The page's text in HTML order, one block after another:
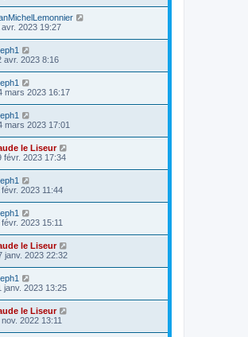
2023 19:27
avr. 2023 8:16
mars 2023 16:17
mars 2023 17:01
le Liseur
févr. 2023 17:34
2023 11:44
2023 15:11
le Liseur
janv. 2023 22:32
janv. 2023 13:25
le Liseur
2022 13:11